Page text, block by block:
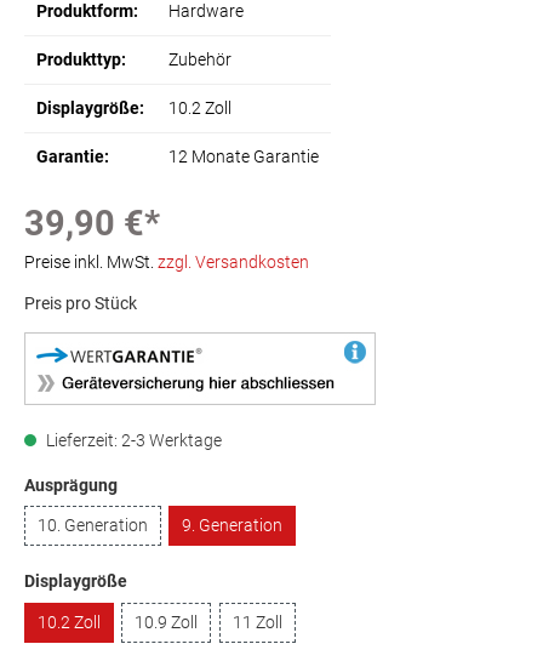
Produktform: Hardware
Produkttyp: Zubehör
Displaygröße: 10.2 Zoll
Garantie: 12 Monate Garantie
39,90 €*
Preise inkl. MwSt. zzgl. Versandkosten
Preis pro Stück
Lieferzeit: 2-3 Werktage
Ausprägung
10. Generation
9. Generation
Displaygröße
10.2 Zoll
10.9 Zoll 11 Zoll